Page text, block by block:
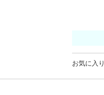
お気に入り